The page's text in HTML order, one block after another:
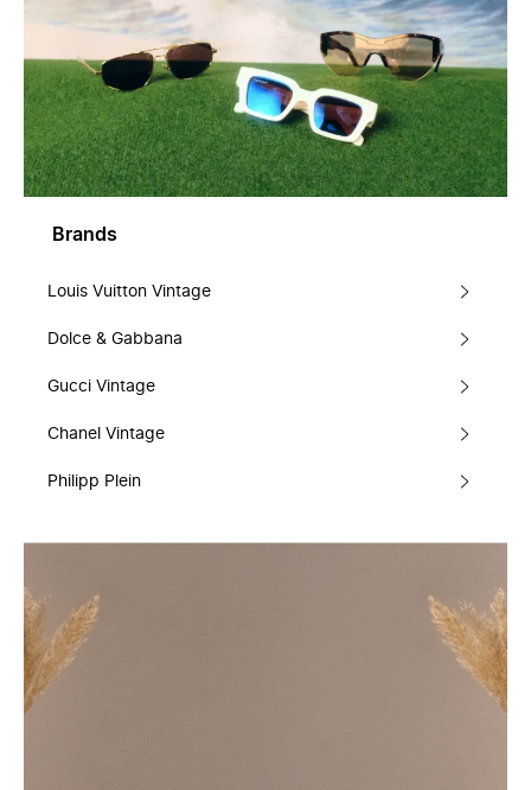
Brands
Louis Vuitton Vintage
Dolce & Gabbana
Gucci Vintage
Chanel Vintage
Philipp Plein